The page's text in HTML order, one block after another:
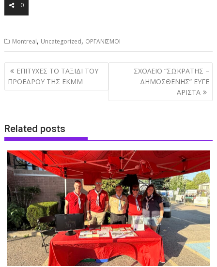
0
Montreal, Uncategorized, ΟΡΓΑΝΙΣΜΟΙ
Post
navigation
ΕΠΙΤΥΧΕΣ ΤΟ ΤΑΞΙΔΙ ΤΟΥ
ΠΡΟΕΔΡΟΥ ΤΗΣ ΕΚΜΜ
ΣΧΟΛΕΙΟ “ΣΩΚΡΑΤΗΣ –
ΔΗΜΟΣΘΕΝΗΣ” ΕΥΓΕ
ΑΡΙΣΤΑ
Related posts